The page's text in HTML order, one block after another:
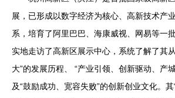
展，已形成以数字经济为核心、高新技术产
系，培育了阿里巴巴、海康威视、网易等一
实地走访了高新区展示中心，系统了解了其
大”的发展历程、 “产业引领、创新驱动、产
及“鼓励成功、宽容失败”的创新创业文化。